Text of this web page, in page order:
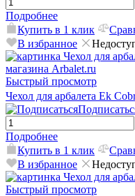
Подробнее
Купить в 1 клик
В избранное
Быстрый просмотр
Чехол для арбалета Ek
Подробнее
Купить в 1 клик
В избранное
Быстрый просмотр